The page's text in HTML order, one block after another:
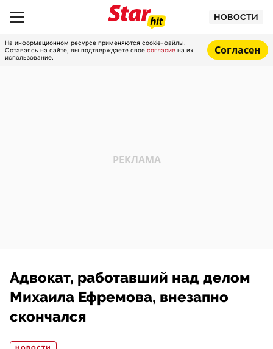
НОВОСТИ
На информационном ресурсе применяются cookie-файлы.
Оставаясь на сайте, вы подтверждаете свое согласие на их
использование.
Согласен
Адвокат, работавший над делом
Михаила Ефремова, внезапно
скончался